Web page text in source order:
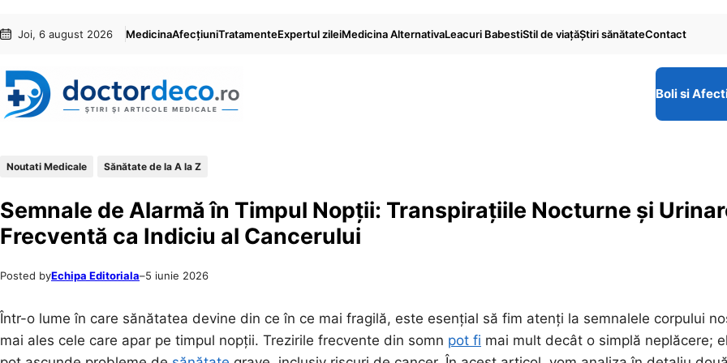
conținut
content
Joi, 6 august 2026 MedicinaAfecțiuniTratamenteExpertul zileiMedicina AlternativaLeacuri BabestiStil de viaţăŞtiri sănătateContact
Boli si
Noutati Medicale Sănătate de la A la Z
Semnale de Alarmă în Timpul Nopții: Transpirațiile Nocturne și
Frecventă ca Indiciu al Cancerului
Posted byEchipa Editoriala–5 iunie 2026
Într-o lume în care sănătatea devine din ce în ce mai fragilă, este esențial să fim atenți la semnalele corpului
mai ales cele care apar pe timpul nopții. Trezirile frecvente din somn pot fi mai mult decât o simplă neplăcere;